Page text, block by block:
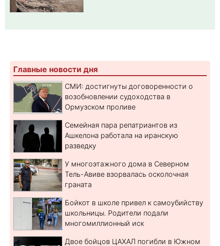
Главные новости дня
СМИ: достигнуты договоренности о
возобновлении судоходства в
Ормузском проливе
Семейная пара репатриантов из
Ашкелона работала на иранскую
разведку
У многоэтажного дома в Северном
Тель-Авиве взорвалась осколочная
граната
Бойкот в школе привел к самоубийству
школьницы. Родители подали
многомиллионный иск
Двое бойцов ЦАХАЛ погибли в Южном